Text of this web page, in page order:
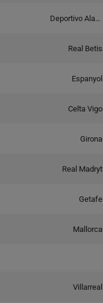
Deportivo Alaves
Real Betis
Espanyol
Celta Vigo
Girona
Real Madryt
Getafe
Mallorca
Villarreal